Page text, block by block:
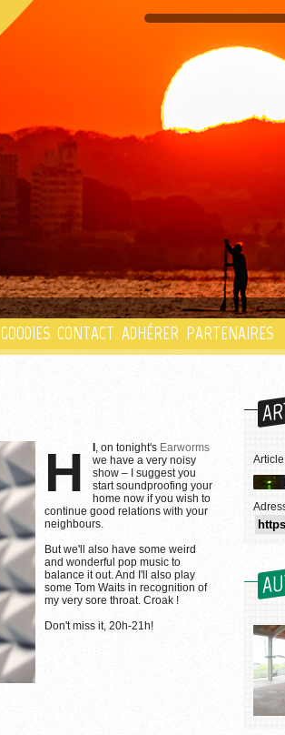
GOODIES CONTACT ADHÉRER PARTENAIRES
, on tonight's Earworms
we have a very noisy
show – I suggest you
start soundproofing your
home now if you wish to
continue good relations with your
neighbours.
But we'll also have some weird
and wonderful pop music to
balance it out. And I'll also play
some Tom Waits in recognition of
my very sore throat. Croak !
Don't miss it, 20h-21h!